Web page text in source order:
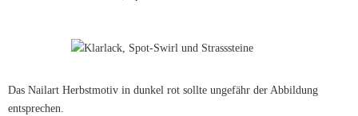
Das Nailart Herbstmotiv in dunkel rot sollte ungefähr der Abbildung
entsprechen.